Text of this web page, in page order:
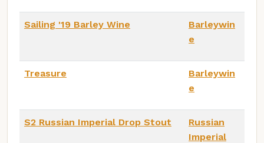
Sailing '19 Barley Wine
Barleywin
e
Treasure
Barleywin
e
S2 Russian Imperial Drop Stout
Russian
Imperial